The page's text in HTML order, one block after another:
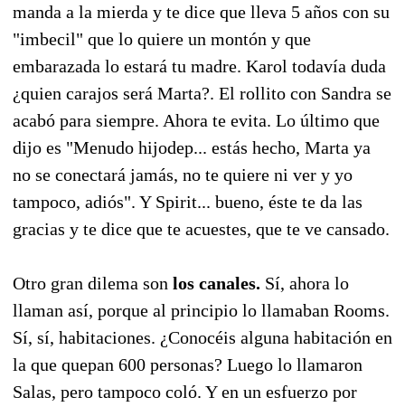
manda a la mierda y te dice que lleva 5 años con su
"imbecil" que lo quiere un montón y que
embarazada lo estará tu madre. Karol todavía duda
¿quien carajos será Marta?. El rollito con Sandra se
acabó para siempre. Ahora te evita. Lo último que
dijo es "Menudo hijodep... estás hecho, Marta ya
no se conectará jamás, no te quiere ni ver y yo
tampoco, adiós". Y Spirit... bueno, éste te da las
gracias y te dice que te acuestes, que te ve cansado.
Otro gran dilema son los canales. Sí, ahora lo
llaman así, porque al principio lo llamaban Rooms.
Sí, sí, habitaciones. ¿Conocéis alguna habitación en
la que quepan 600 personas? Luego lo llamaron
Salas, pero tampoco coló. Y en un esfuerzo por